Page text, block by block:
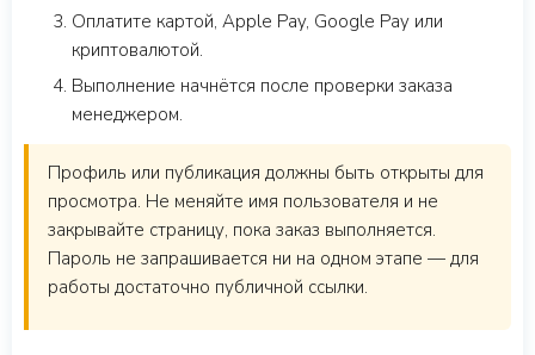
Оплатите картой, Apple Pay, Google Pay или
криптовалютой.
Выполнение начнётся после проверки заказа
менеджером.
Профиль или публикация должны быть открыты для
просмотра. Не меняйте имя пользователя и не
закрывайте страницу, пока заказ выполняется.
Пароль не запрашивается ни на одном этапе — для
работы достаточно публичной ссылки.